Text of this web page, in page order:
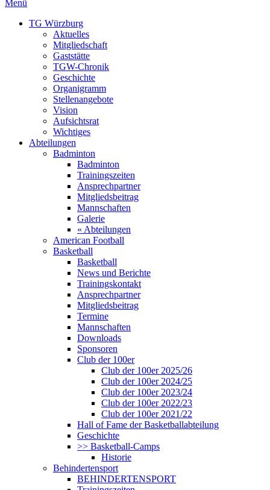
Menü
TG Würzburg
Aktuelles
Mitgliedschaft
Gaststätte
TGW-Chronik
Geschichte
Organigramm
Stellenangebote
Vision
Aufsichtsrat
Wichtiges
Abteilungen
Badminton
Badminton
Trainingszeiten
Ansprechpartner
Mitgliedsbeitrag
Mannschaften
Galerie
« Abteilungen
American Football
Basketball
Basketball
News und Berichte
Trainingskontakt
Ansprechpartner
Mitgliedsbeitrag
Termine
Mannschaften
Downloads
Sponsoren
Club der 100er
Club der 100er 2025/26
Club der 100er 2024/25
Club der 100er 2023/24
Club der 100er 2022/23
Club der 100er 2021/22
Hall of Fame der Basketballabteilung
Geschichte
>> Basketball-Camps
Historie
Behindertensport
BEHINDERTENSPORT